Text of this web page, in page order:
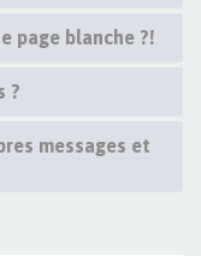
page blanche ?!
?
messages et